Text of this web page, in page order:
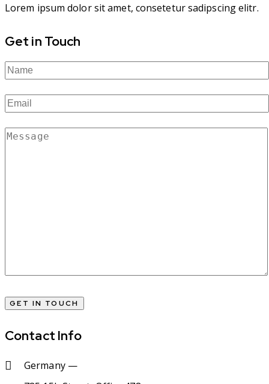
Lorem ipsum dolor sit amet, consetetur sadipscing elitr.
Get in Touch
Contact Info
Germany —